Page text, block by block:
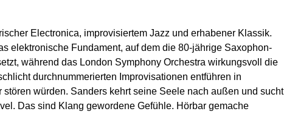
Electronica, improvisiertem Jazz und erhabener Klassik.
elektronische Fundament, auf dem die 80-jährige Saxophon-
während das London Symphony Orchestra wirkungsvoll die
durchnummerierten Improvisationen entführen in
würden. Sanders kehrt seine Seele nach außen und sucht
Das sind Klang gewordene Gefühle. Hörbar gemache